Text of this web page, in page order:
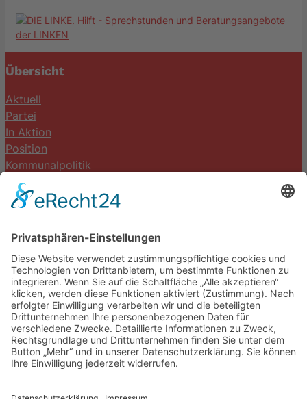
Übersicht
Aktuell
Partei
In Aktion
Position
Kommunalpolitik
Termine
DIE LINKE. Schwalm-Eder
Steingasse 5
34613 Schwalmstadt
Tel.06691 8077899
info@die-linke-schwalm-eder.de
Gesetzliches
Impressum